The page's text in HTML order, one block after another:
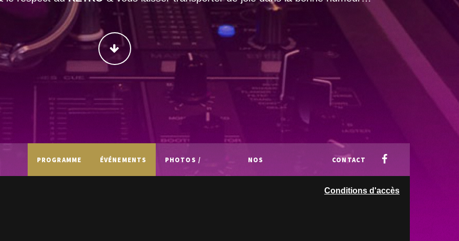
CONTINUER
PROGRAMME ÉVÉNEMENTS PHOTOS / NOS CONTACT
Conditions d'accès